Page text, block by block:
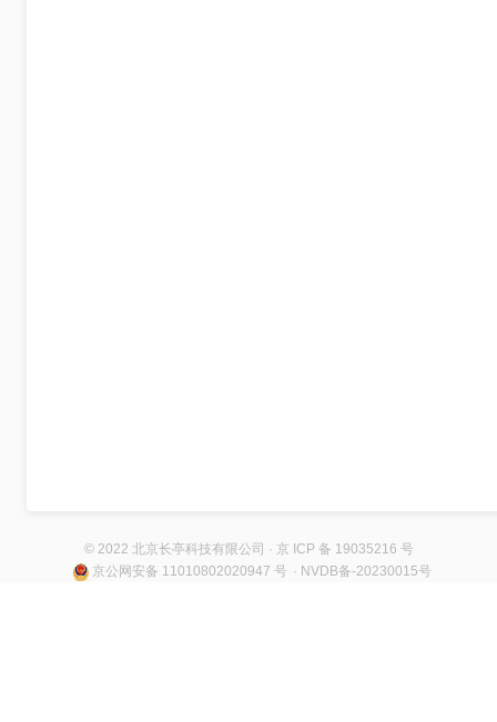
© 2022 北京长亭科技有限公司 · 京 ICP 备 19035216 号
京公网安备 11010802020947 号 · NVDB备-20230015号